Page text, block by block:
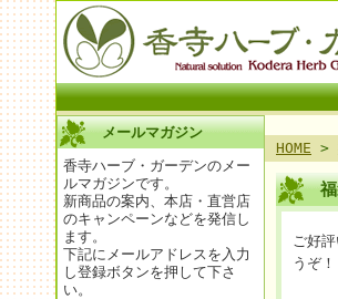
メールマガジン
香寺ハーブ・ガーデンのメー
ルマガジンです。
新商品の案内、本店・直営店
のキャンペーンなどを発信し
ます。
下記にメールアドレスを入力
し登録ボタンを押して下さ
い。
HOME >
ご好
うぞ！